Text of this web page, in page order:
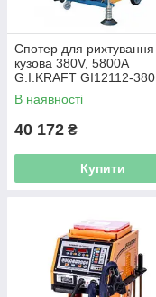
Спотер для рихтування
кузова 380V, 5800A
G.I.KRAFT GI12112-380
В наявності
40 172 ₴
Купити